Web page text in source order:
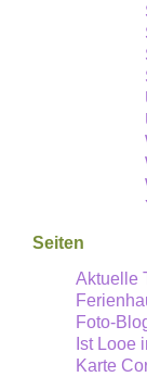
Seiten
Aktuelle
Foto-
Ist Looe
Karte